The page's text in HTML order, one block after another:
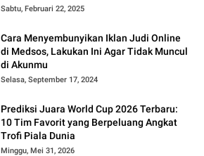
Sabtu, Februari 22, 2025
Cara Menyembunyikan Iklan Judi Online
di Medsos, Lakukan Ini Agar Tidak Muncul
di Akunmu
Selasa, September 17, 2024
Prediksi Juara World Cup 2026 Terbaru:
10 Tim Favorit yang Berpeluang Angkat
Trofi Piala Dunia
Minggu, Mei 31, 2026